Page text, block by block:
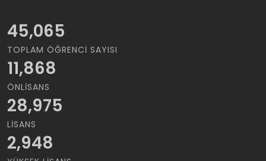
45,065
TOPLAM ÖĞRENCI SAYISI
11,868
ÖNLISANS
28,975
LISANS
2,948